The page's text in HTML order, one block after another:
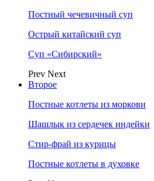
Постный чечевичный суп
Острый китайский суп
Суп «Сибирский»
Prev Next
Второе
Постные котлеты из моркови
Шашлык из сердечек индейки
Стир-фрай из курицы
Постные котлеты в духовке